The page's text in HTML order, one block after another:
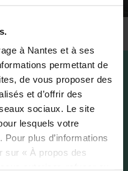
à Nantes et à ses
permettant de
de vous proposer des
et d’offrir des
sociaux. Le site
lesquels votre
plus d’informations
sur « À propos des